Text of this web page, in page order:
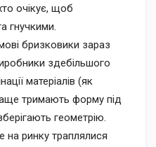
очікує, щоб
гнучкими.
бризковики зараз
здебільшого
матеріалів (як
тримають форму під
геометрію.
на ринку траплялися